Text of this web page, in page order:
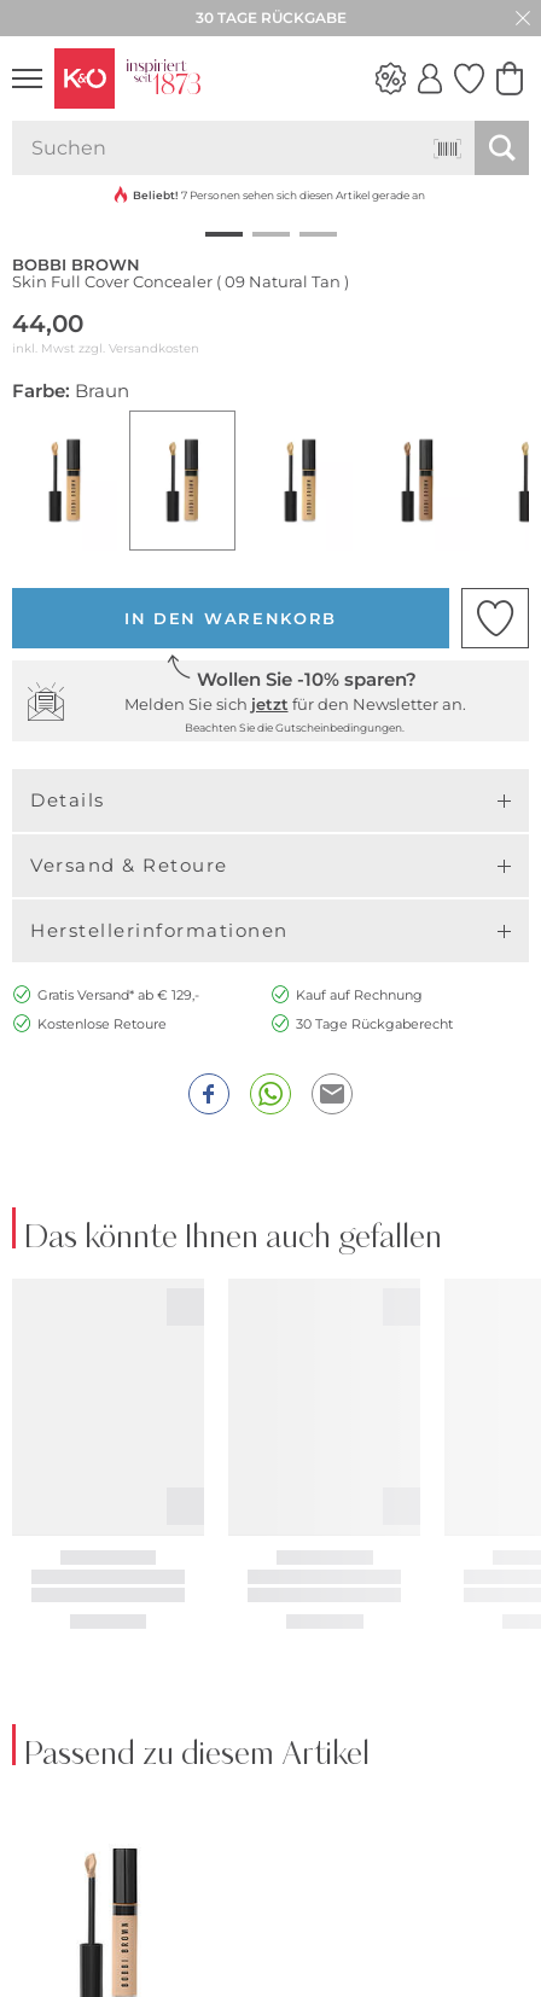
30 TAGE RÜCKGABE
VIBES
Beliebt! 7 Personen sehen sich diesen Artikel gerade an
BOBBI BROWN
Skin Full Cover Concealer ( 09 Natural Tan )
44,00
inkl. Mwst zzgl. Versandkosten
Farbe: Braun
IN DEN WARENKORB
Wollen Sie -10% sparen?
Melden Sie sich jetzt für den Newsletter an.
Beachten Sie die Gutscheinbedingungen.
Details
Versand & Retoure
Herstellerinformationen
Gratis Versand* ab € 129,-
Kauf auf Rechnung
Kostenlose Retoure
30 Tage Rückgaberecht
Das könnte Ihnen auch gefallen
Passend zu diesem Artikel